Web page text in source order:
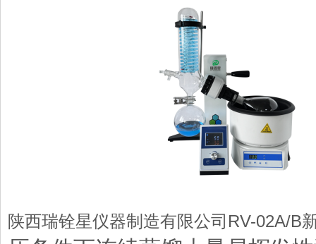
陕西瑞铨星仪器制造有限公司 RV-02A/B